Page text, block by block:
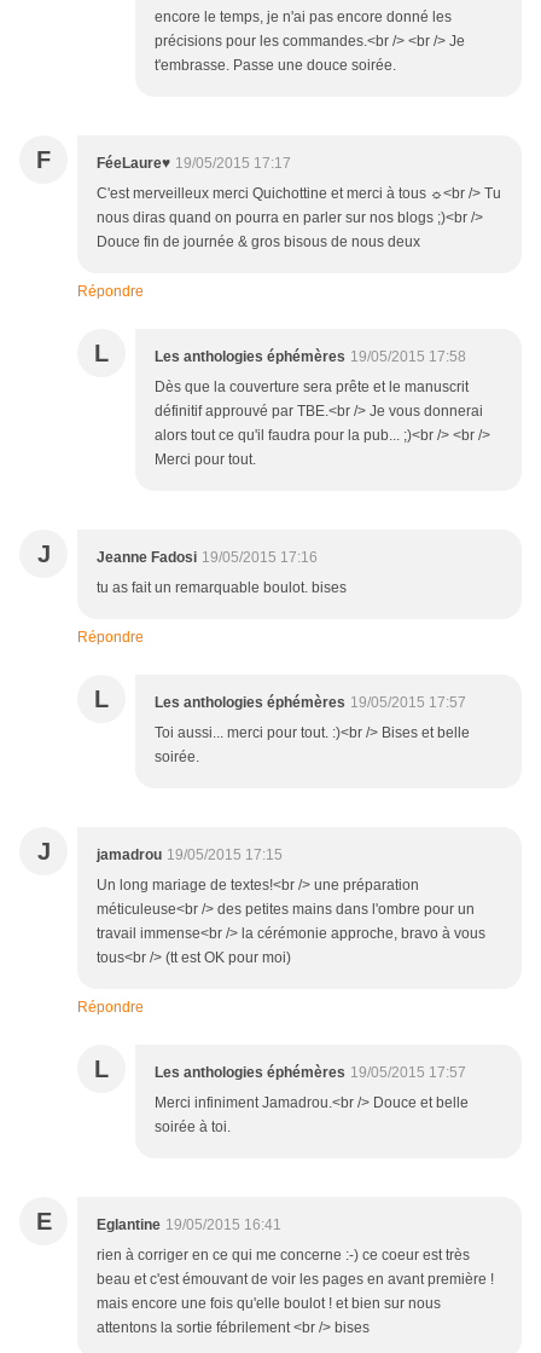
encore le temps, je n'ai pas encore donné les
précisions pour les commandes.<br /> <br /> Je
t'embrasse. Passe une douce soirée.
F FéeLaure♥ 19/05/2015 17:17
C'est merveilleux merci Quichottine et merci à tous ☼<br /> Tu
nous diras quand on pourra en parler sur nos blogs ;)<br />
Douce fin de journée & gros bisous de nous deux
Répondre
L Les anthologies éphémères 19/05/2015 17:58
Dès que la couverture sera prête et le manuscrit
définitif approuvé par TBE.<br /> Je vous donnerai
alors tout ce qu'il faudra pour la pub... ;)<br /> <br />
Merci pour tout.
J Jeanne Fadosi 19/05/2015 17:16
tu as fait un remarquable boulot. bises
Répondre
L Les anthologies éphémères 19/05/2015 17:57
Toi aussi... merci pour tout. :)<br /> Bises et belle
soirée.
J jamadrou 19/05/2015 17:15
Un long mariage de textes!<br /> une préparation
méticuleuse<br /> des petites mains dans l'ombre pour un
travail immense<br /> la cérémonie approche, bravo à vous
tous<br /> (tt est OK pour moi)
Répondre
L Les anthologies éphémères 19/05/2015 17:57
Merci infiniment Jamadrou.<br /> Douce et belle
soirée à toi.
E Eglantine 19/05/2015 16:41
rien à corriger en ce qui me concerne :-) ce coeur est très
beau et c'est émouvant de voir les pages en avant première !
mais encore une fois qu'elle boulot ! et bien sur nous
attentons la sortie fébrilement <br /> bises